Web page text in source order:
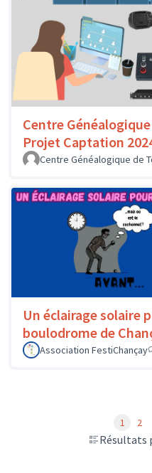
Centre
Projet Captation
Centre Généalogique de
Un éclairage solaire
boulodrome de
Association FestiChançay
Résultats
1 2